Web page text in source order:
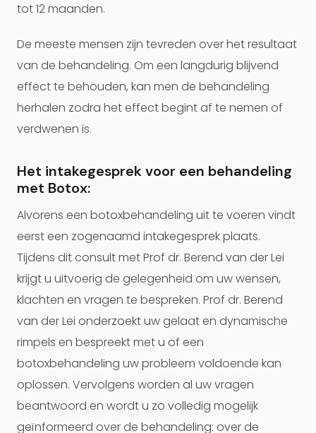
tot 12 maanden.
De meeste mensen zijn tevreden over het resultaat
van de behandeling. Om een langdurig blijvend
effect te behouden, kan men de behandeling
herhalen zodra het effect begint af te nemen of
verdwenen is.
Het intakegesprek voor een behandeling
met Botox:
Alvorens een botoxbehandeling uit te voeren vindt
eerst een zogenaamd intakegesprek plaats.
Tijdens dit consult met Prof dr. Berend van der Lei
krijgt u uitvoerig de gelegenheid om uw wensen,
klachten en vragen te bespreken. Prof dr. Berend
van der Lei onderzoekt uw gelaat en dynamische
rimpels en bespreekt met u of een
botoxbehandeling uw probleem voldoende kan
oplossen. Vervolgens worden al uw vragen
beantwoord en wordt u zo volledig mogelijk
geïnformeerd over de behandeling: over de